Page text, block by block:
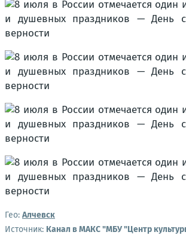
Гео: Алчевск
Источник: Канал в МАКС "МБУ "Центр